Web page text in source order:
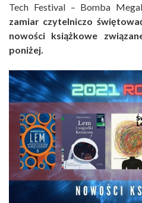
Tech Festival – Bomba
zamiar czytelniczo
nowości książkowe
poniżej.